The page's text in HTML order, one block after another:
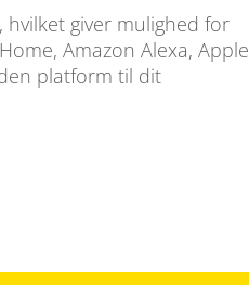
giver mulighed for
Amazon Alexa, Apple
platform til dit